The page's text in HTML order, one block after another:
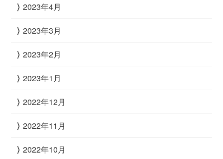
2023年4月
2023年3月
2023年2月
2023年1月
2022年12月
2022年11月
2022年10月